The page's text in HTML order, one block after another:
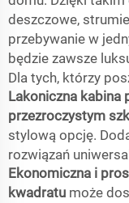
deszczowe,
przebywanie w
będzie zawsze
Dla tych, którzy
Lakoniczna kabina
przezroczystym
stylową opcję.
rozwiązań
Ekonomiczna i
kwadratu może